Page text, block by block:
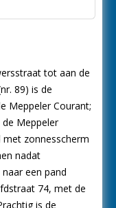
tot aan de
89) is de
Meppeler Courant;
Meppeler
met zonnesscherm
nadat
een pand
74, met de
is de